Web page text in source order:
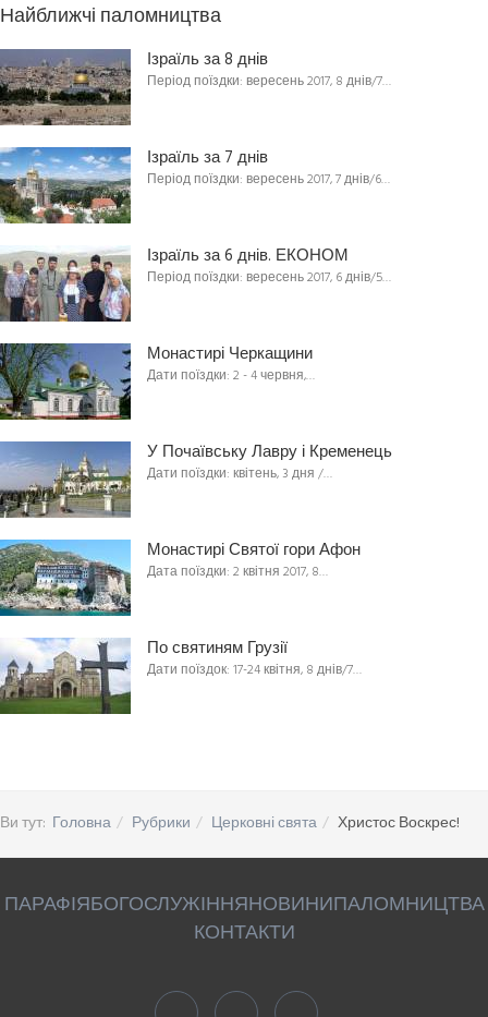
Найближчі паломництва
Ізраїль за 8 днів
Період поїздки: вересень 2017, 8 днів/7…
Ізраїль за 7 днів
Період поїздки: вересень 2017, 7 днів/6…
Ізраїль за 6 днів. ЕКОНОМ
Період поїздки: вересень 2017, 6 днів/5…
Монастирі Черкащини
Дати поїздки: 2 - 4 червня,…
У Почаївську Лавру і Кременець
Дати поїздки: квітень, 3 дня /…
Монастирі Святої гори Афон
Дата поїздки: 2 квітня 2017, 8…
По святиням Грузії
Дати поїздок: 17-24 квітня, 8 днів/7…
Ви тут: Головна Рубрики Церковні свята Христос Воскрес!
ПАРАФІЯБОГОСЛУЖІННЯНОВИНИПАЛОМНИЦТВА
КОНТАКТИ